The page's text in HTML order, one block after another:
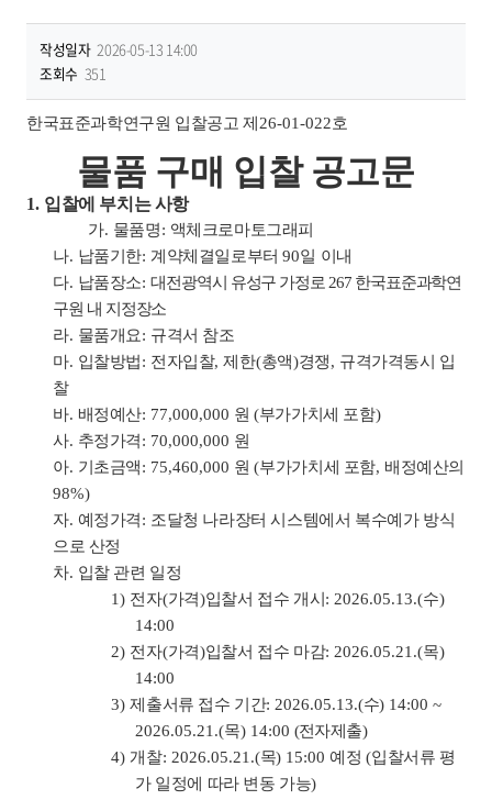
작성일자 2026-05-13 14:00
조회수 351
한국표준과학연구원 입찰공고 제 26-01-022호
물품 구매 입찰 공고문
1. 입찰에 부치는 사항
가. 물품명: 액체크로마토그래피
나. 납품기한: 계약체결일로부터90일 이내
다. 납품장소:대전광역시 유성구 가정로 267 한국표준과학연
구원 내 지정장소
라. 물품개요: 규격서 참조
마. 입찰방법: 전자입찰,제한(총액)경쟁, 규격가격동시 입
찰
바. 배정예산: 77,000,000 원 (부가가치세 포함)
사. 추정가격: 70,000,000 원
아. 기초금액: 75,460,000 원(부가가치세 포함, 배정예산의
98%)
자. 예정가격: 조달청 나라장터 시스템에서 복수예가 방식
으로 산정
차. 입찰 관련 일정
1) 전자(가격)입찰서 접수 개시 : 2026.05.13.(수)
14:00
2) 전자(가격)입찰서 접수 마감: 2026.05.21.(목)
14:00
3)제출서류 접수 기간: 2026.05.13.(수) 14:00~
2026.05.21.(목) 14:00 (전자제출)
4) 개찰: 2026.05.21.(목) 15:00 예정(입찰서류 평
가 일정에 따라 변동 가능)